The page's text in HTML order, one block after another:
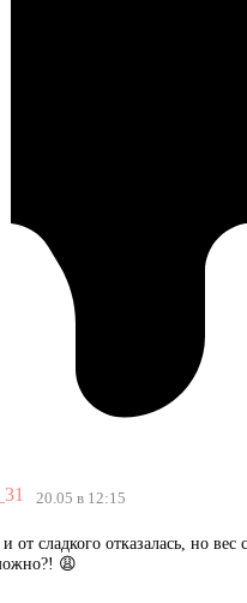
20.05 в 12:15
от сладкого отказалась, но вес
😩